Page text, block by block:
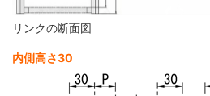
リンクの断面図
内側高さ30